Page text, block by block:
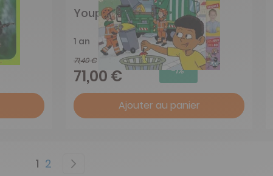
Youpi doc
1 an
71,40 €
71,00 € -1%
Ajouter au panier
Page
You're currently reading page
1 Page
2